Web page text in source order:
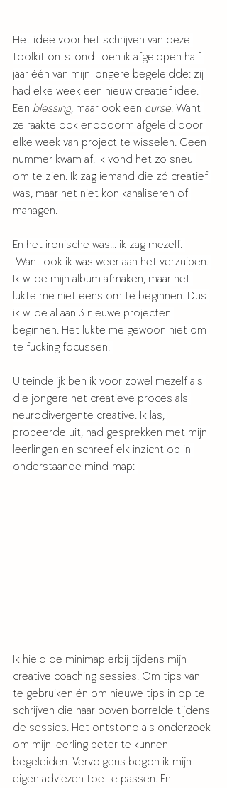
Het idee voor het schrijven van deze
toolkit ontstond toen ik afgelopen half
jaar één van mijn jongere begeleidde: zij
had elke week een nieuw creatief idee.
Een blessing, maar ook een curse. Want
ze raakte ook enoooorm afgeleid door
elke week van project te wisselen. Geen
nummer kwam af. Ik vond het zo sneu
om te zien. Ik zag iemand die zó creatief
was, maar het niet kon kanaliseren of
managen.
En het ironische was... ik zag mezelf.
Want ook ik was weer aan het verzuipen.
Ik wilde mijn album afmaken, maar het
lukte me niet eens om te beginnen. Dus
ik wilde al aan 3 nieuwe projecten
beginnen. Het lukte me gewoon niet om
te fucking focussen.
Uiteindelijk ben ik voor zowel mezelf als
die jongere het creatieve proces als
neurodivergente creative. Ik las,
probeerde uit, had gesprekken met mijn
leerlingen en schreef elk inzicht op in
onderstaande mind-map:
Ik hield de minimap erbij tijdens mijn
creative coaching sessies. Om tips van
te gebruiken én om nieuwe tips in op te
schrijven die naar boven borrelde tijdens
de sessies. Het ontstond als onderzoek
om mijn leerling beter te kunnen
begeleiden. Vervolgens begon ik mijn
eigen adviezen toe te passen. En